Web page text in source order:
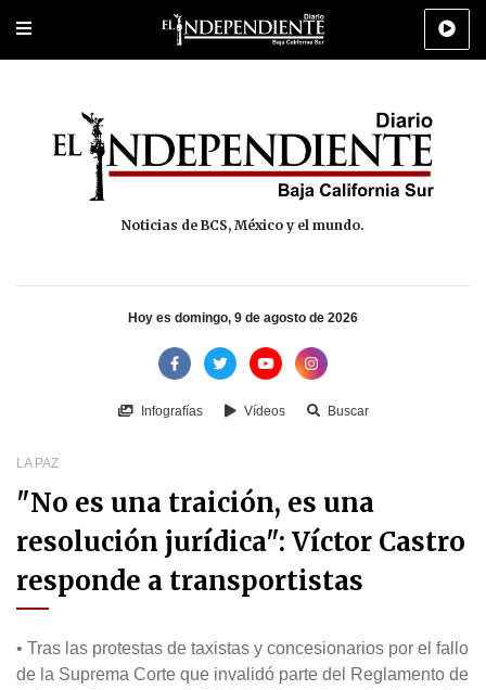
Portada Los Cabos Policiaca Deportes Cultura
Noticias de BCS, México y el mundo.
Hoy es domingo, 9 de agosto de 2026
Infografías Vídeos Buscar
LA PAZ
"No es una traición, es una
resolución jurídica": Víctor Castro
responde a transportistas
• Tras las protestas de taxistas y concesionarios por el fallo
de la Suprema Corte que invalidó parte del Reglamento de